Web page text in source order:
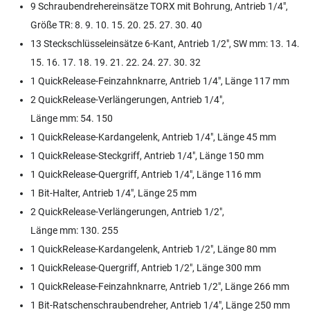
9 Schraubendrehereinsätze TORX mit Bohrung, Antrieb 1/4",
Größe TR: 8. 9. 10. 15. 20. 25. 27. 30. 40
13 Steckschlüsseleinsätze 6-Kant, Antrieb 1/2", SW mm: 13. 14.
15. 16. 17. 18. 19. 21. 22. 24. 27. 30. 32
1 QuickRelease-Feinzahnknarre, Antrieb 1/4", Länge 117 mm
2 QuickRelease-Verlängerungen, Antrieb 1/4",
Länge mm: 54. 150
1 QuickRelease-Kardangelenk, Antrieb 1/4", Länge 45 mm
1 QuickRelease-Steckgriff, Antrieb 1/4", Länge 150 mm
1 QuickRelease-Quergriff, Antrieb 1/4", Länge 116 mm
1 Bit-Halter, Antrieb 1/4", Länge 25 mm
2 QuickRelease-Verlängerungen, Antrieb 1/2",
Länge mm: 130. 255
1 QuickRelease-Kardangelenk, Antrieb 1/2", Länge 80 mm
1 QuickRelease-Quergriff, Antrieb 1/2", Länge 300 mm
1 QuickRelease-Feinzahnknarre, Antrieb 1/2", Länge 266 mm
1 Bit-Ratschenschraubendreher, Antrieb 1/4", Länge 250 mm